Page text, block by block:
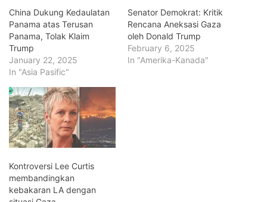
China Dukung Kedaulatan
Panama atas Terusan
Panama, Tolak Klaim
Trump
January 22, 2025
In "Asia Pasific"
Senator Demokrat: Kritik
Rencana Aneksasi Gaza
oleh Donald Trump
February 6, 2025
In "Amerika-Kanada"
Kontroversi Lee Curtis
membandingkan
kebakaran LA dengan